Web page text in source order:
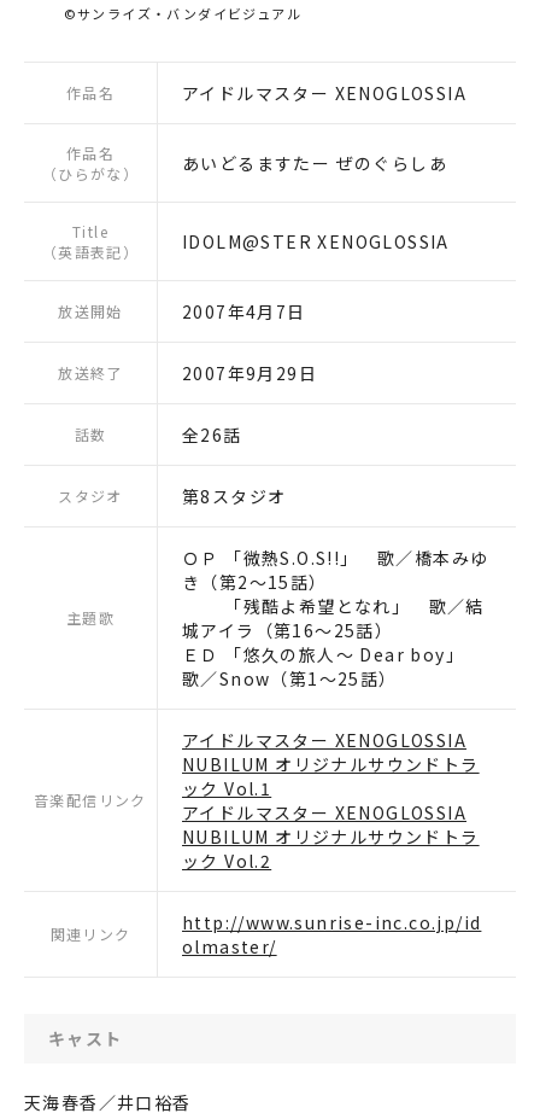
©サンライズ・バンダイビジュアル
作品名 アイドルマスター XENOGLOSSIA
作品名
（ひらがな）
あいどるますたー ぜのぐらしあ
Title
（英語表記）
IDOLM@STER XENOGLOSSIA
放送開始 2007年4月7日
放送終了 2007年9月29日
話数 全26話
スタジオ 第8スタジオ
主題歌
ＯＰ 「微熱S.O.S!!」 歌／橋本みゆ
き（第2〜15話）
「残酷よ希望となれ」 歌／結
城アイラ（第16〜25話）
ＥＤ 「悠久の旅人〜 Dear boy｣
歌／Snow（第1〜25話）
音楽配信リンク
アイドルマスター XENOGLOSSIA
NUBILUM オリジナルサウンドトラ
ック Vol.1
アイドルマスター XENOGLOSSIA
NUBILUM オリジナルサウンドトラ
ック Vol.2
関連リンク
http://www.sunrise-inc.co.jp/id
olmaster/
キャスト
天海春香／井口裕香